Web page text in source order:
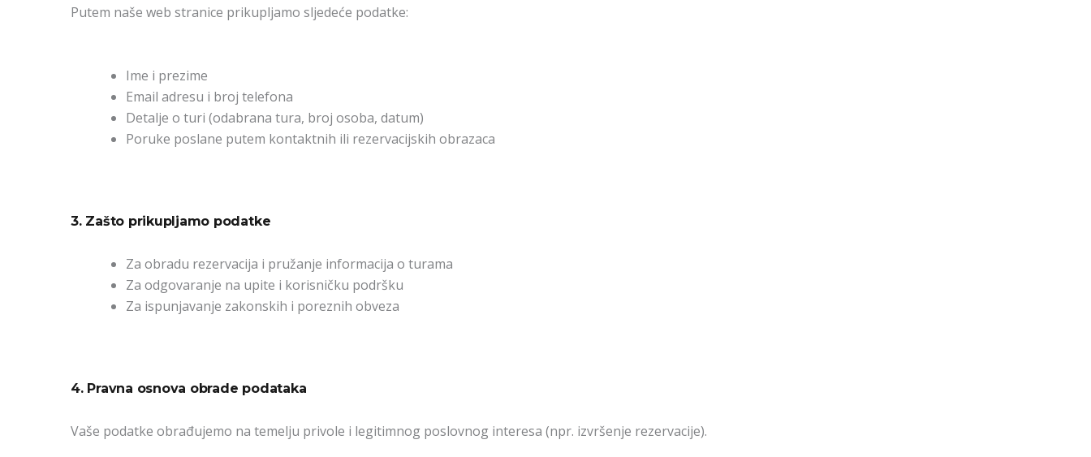
Putem naše web stranice prikupljamo sljedeće podatke:
Ime i prezime
Email adresu i broj telefona
Detalje o turi (odabrana tura, broj osoba, datum)
Poruke poslane putem kontaktnih ili rezervacijskih obrazaca
3. Zašto prikupljamo podatke
Za obradu rezervacija i pružanje informacija o turama
Za odgovaranje na upite i korisničku podršku
Za ispunjavanje zakonskih i poreznih obveza
4. Pravna osnova obrade podataka
Vaše podatke obrađujemo na temelju privole i legitimnog poslovnog interesa (npr. izvršenje rezervacije).